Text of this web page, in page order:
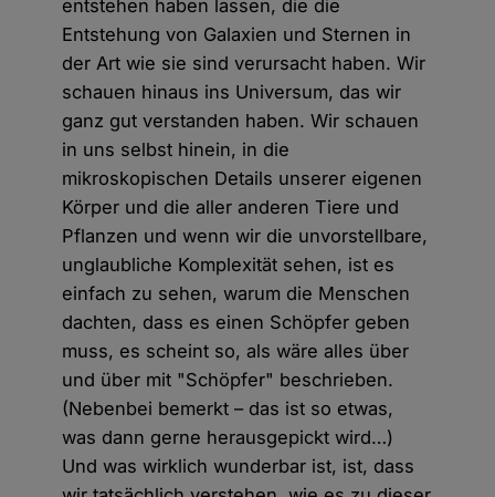
entstehen haben lassen, die die
Entstehung von Galaxien und Sternen in
der Art wie sie sind verursacht haben. Wir
schauen hinaus ins Universum, das wir
ganz gut verstanden haben. Wir schauen
in uns selbst hinein, in die
mikroskopischen Details unserer eigenen
Körper und die aller anderen Tiere und
Pflanzen und wenn wir die unvorstellbare,
unglaubliche Komplexität sehen, ist es
einfach zu sehen, warum die Menschen
dachten, dass es einen Schöpfer geben
muss, es scheint so, als wäre alles über
und über mit "Schöpfer" beschrieben.
(Nebenbei bemerkt – das ist so etwas,
was dann gerne herausgepickt wird…)
Und was wirklich wunderbar ist, ist, dass